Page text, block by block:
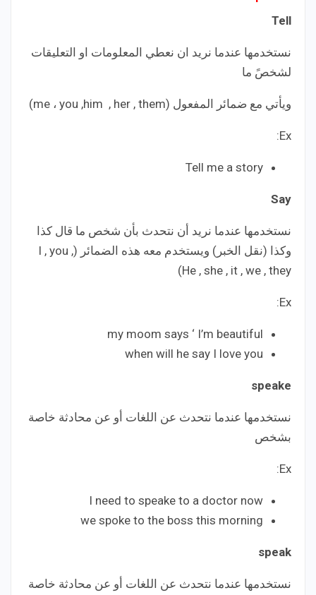
Tell
‎نستخدمها عندما نريد ان نعطي المعلومات او التعليقات
لشخصً ما
Ex:
Tell me a story
Say
‎نستخدمها عندما نريد أن نتحدث بأن شخص ما قال كذا
وكذا (نقل الخبر) ويستخدم معه هذه الضمائر (I , you ,
He , she , it , we , they)
Ex:
my moom says ‘ I’m beautiful
when will he say I love you
speake
‎نستخدمها عندما نتحدث عن اللغات أو عن محادثة خاصة
بشخص
Ex:
I need to speake to a doctor now
we spoke to the boss this morning
speak
‎نستخدمها عندما نتحدث عن اللغات أو عن محادثة خاصة